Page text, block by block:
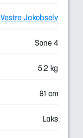
Vestre Jakobselv
Sone 4
5.2 kg
81 cm
Laks